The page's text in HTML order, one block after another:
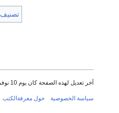
تصنيف
آخر تعديل لهذه الصفحة كان يوم 10 نوفمبر 2006، الساعة 21:08.
سياسة الخصوصية حول معرفةالكتب